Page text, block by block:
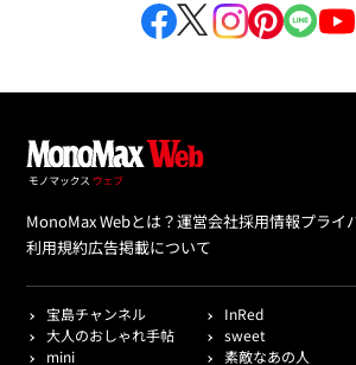
MonoMax Webとは？運営会社採用情報プライ
利用規約広告掲載について
宝島チャンネル
InRed
大人のおしゃれ手帖
sweet
mini
素敵なあの人